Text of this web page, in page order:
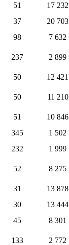
51 17 232
37 20 703
98 7 632
237 2 899
50 12 421
50 11 210
51 10 846
345 1 502
232 1 999
52 8 275
31 13 878
30 13 444
45 8 301
133 2 772